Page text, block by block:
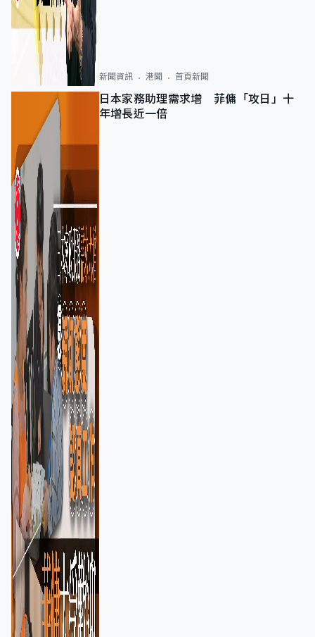
新聞資訊 港聞 首頁新聞
日本家務助理需求增 菲傭「攻日」十
年增長近一倍